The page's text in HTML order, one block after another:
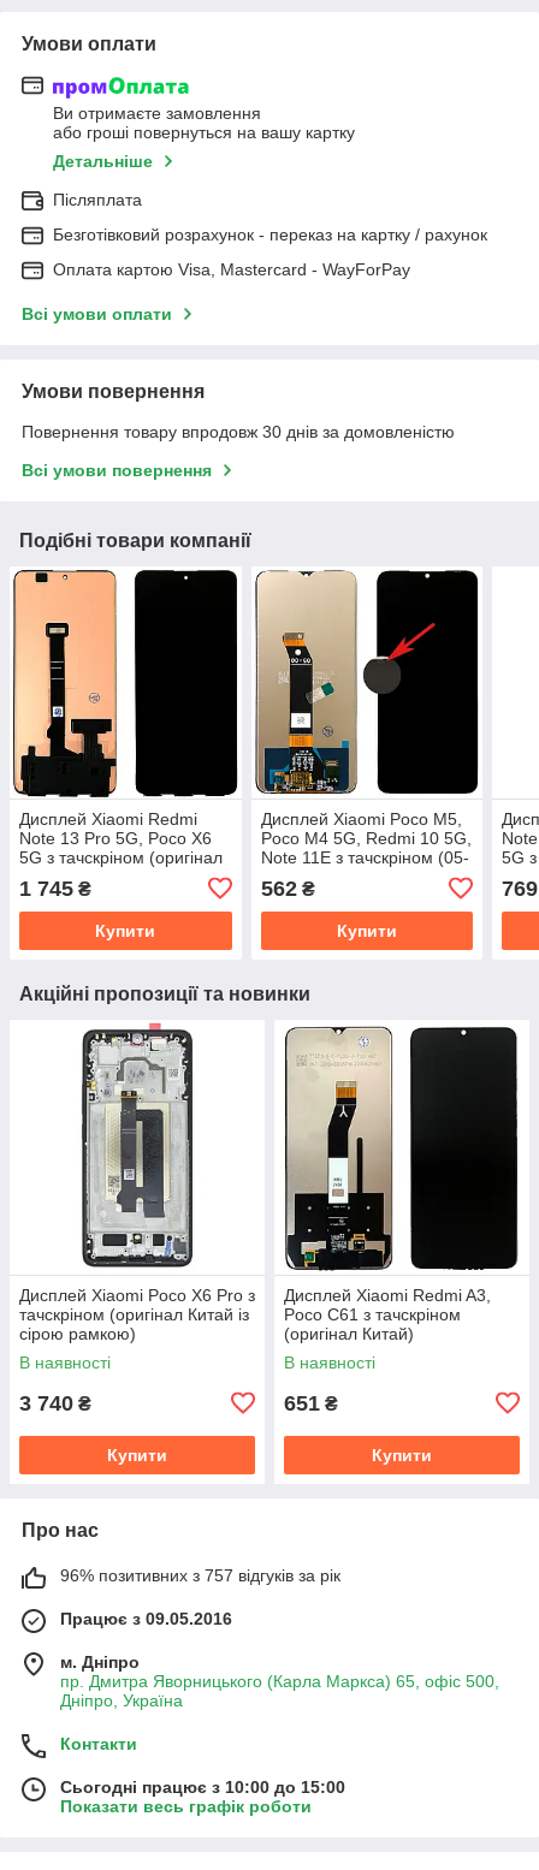
Умови оплати
Ви отримаєте замовлення
або гроші повернуться на вашу картку
Детальніше
Післяплата
Безготівковий розрахунок - переказ на картку / рахунок
Оплата картою Visa, Mastercard - WayForPay
Всі умови оплати
Умови повернення
Повернення товару впродовж 30 днів за домовленістю
Всі умови повернення
Подібні товари компанії
Дисплей Xiaomi Redmi
Note 13 Pro 5G, Poco X6
5G з тачскріном (оригінал
1 745 ₴
Купити
Дисплей Xiaomi Poco M5,
Poco M4 5G, Redmi 10 5G,
Note 11E з тачскріном (05-
00 оригінал Китай - уцінка)
562₴
Купити
5G
769
Акційні пропозиції та новинки
Дисплей Xiaomi Poco X6 Pro з
тачскріном (оригінал Китай із
сірою рамкою)
В наявності
3 740 ₴
Купити
Дисплей Xiaomi Redmi A3,
Poco C61 з тачскріном
(оригінал Китай)
В наявності
651 ₴
Купити
Про нас
96% позитивних з 757 відгуків за рік
Працює з 09.05.2016
м. Дніпро
пр. Дмитра Яворницького (Карла Маркса) 65, офіс 500,
Дніпро, Україна
Контакти
Сьогодні працює з 10:00 до 15:00
Показати весь графік роботи